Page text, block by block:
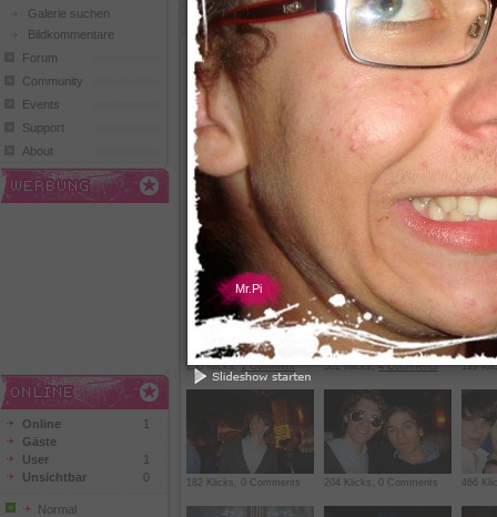
Galerie suchen
Bildkommentare
Forum
Community
Events
Support
About
Online
1
Gäste
User
1
Unsichtbar
0
Normal
273 Klicks, 1 Comment 248 Klicks, 0 Comments 300
271 Klicks, 1 Comment 263 Klicks, 0 Comments 230
258 Klicks,1 Comment 382 Klicks,4 Comments 199
182 Klicks, 0 Comments 204 Klicks, 0 Comments 466
Mr.Pi